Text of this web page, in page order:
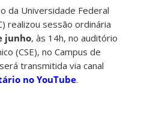
da Universidade Federal
realizou sessão ordinária
junho, às 14h, no auditório
(CSE), no Campus de
transmitida via canal
no YouTube.